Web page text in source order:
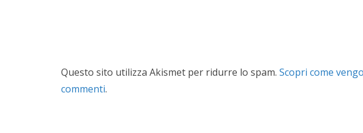
Questo sito utilizza Akismet per ridurre lo spam. Scopri come
commenti.